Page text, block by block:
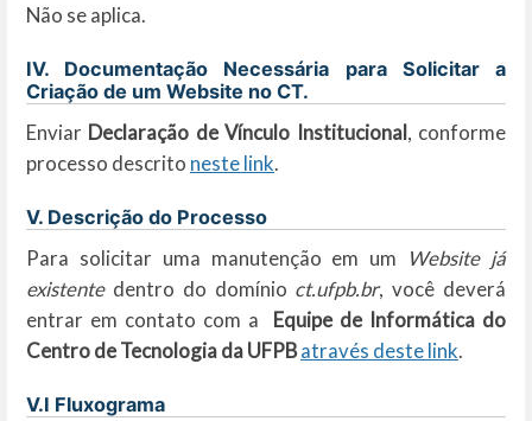
Não se aplica.
IV. Documentação Necessária para Solicitar a
Criação de um Website no CT.
Enviar Declaração de Vínculo Institucional, conforme
processo descrito neste link.
V. Descrição do Processo
Para solicitar uma manutenção em um
Website já
existente dentro do domínio ct.ufpb.br, você deverá
entrar em contato com a Equipe de Informática do
Centro de Tecnologia da UFPBatravés deste link.
V.I Fluxograma